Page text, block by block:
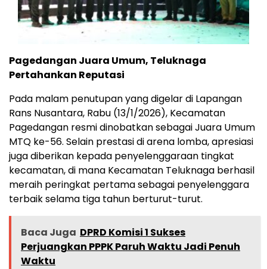
Pagedangan Juara Umum, Teluknaga
Pertahankan Reputasi
Pada malam penutupan yang digelar di Lapangan
Rans Nusantara, Rabu (13/1/2026), Kecamatan
Pagedangan resmi dinobatkan sebagai Juara Umum
MTQ ke-56. Selain prestasi di arena lomba, apresiasi
juga diberikan kepada penyelenggaraan tingkat
kecamatan, di mana Kecamatan Teluknaga berhasil
meraih peringkat pertama sebagai penyelenggara
terbaik selama tiga tahun berturut-turut.
Baca Juga DPRD Komisi 1 Sukses
Perjuangkan PPPK Paruh Waktu Jadi Penuh
Waktu